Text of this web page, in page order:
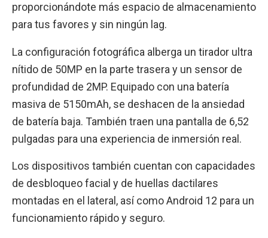
proporcionándote más espacio de almacenamiento
para tus favores y sin ningún lag.
La configuración fotográfica alberga un tirador ultra
nítido de 50MP en la parte trasera y un sensor de
profundidad de 2MP. Equipado con una batería
masiva de 5150mAh, se deshacen de la ansiedad
de batería baja. También traen una pantalla de 6,52
pulgadas para una experiencia de inmersión real.
Los dispositivos también cuentan con capacidades
de desbloqueo facial y de huellas dactilares
montadas en el lateral, así como Android 12 para un
funcionamiento rápido y seguro.